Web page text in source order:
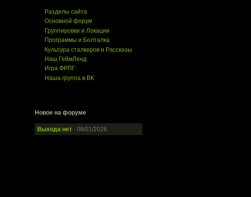
Разделы сайта
Основной форум
Группировки и Локации
Программы и Болталка
Культура сталкеров и Рассказы
Наш ГеймЛенд
Игра ФРПГ
Наша группа в ВК
Новое на форуме
Выхода нет - 08/01/2026